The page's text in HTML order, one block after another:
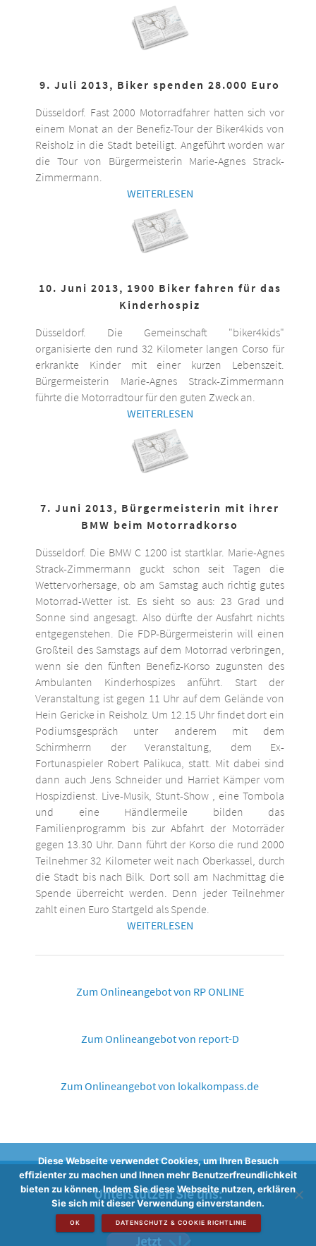
9. Juli 2013, Biker spenden 28.000 Euro
Düsseldorf. Fast 2000 Motorradfahrer hatten sich vor
einem Monat an der Benefiz-Tour der Biker4kids von
Reisholz in die Stadt beteiligt. Angeführt worden war
die Tour von Bürgermeisterin Marie-Agnes Strack-
Zimmermann.
WEITERLESEN
10. Juni 2013, 1900 Biker fahren für das
Kinderhospiz
Düsseldorf. Die Gemeinschaft "biker4kids"
organisierte den rund 32 Kilometer langen Corso für
erkrankte Kinder mit einer kurzen Lebenszeit.
Bürgermeisterin Marie-Agnes Strack-Zimmermann
führte die Motorradtour für den guten Zweck an.
WEITERLESEN
7. Juni 2013, Bürgermeisterin mit ihrer
BMW beim Motorradkorso
Düsseldorf. Die BMW C 1200 ist startklar. Marie-Agnes
Strack-Zimmermann guckt schon seit Tagen die
Wettervorhersage, ob am Samstag auch richtig gutes
Motorrad-Wetter ist. Es sieht so aus: 23 Grad und
Sonne sind angesagt. Also dürfte der Ausfahrt nichts
entgegenstehen. Die FDP-Bürgermeisterin will einen
Großteil des Samstags auf dem Motorrad verbringen,
wenn sie den fünften Benefiz-Korso zugunsten des
Ambulanten Kinderhospizes anführt. Start der
Veranstaltung ist gegen 11 Uhr auf dem Gelände von
Hein Gericke in Reisholz. Um 12.15 Uhr findet dort ein
Podiumsgespräch unter anderem mit dem
Schirmherrn der Veranstaltung, dem Ex-
Fortunaspieler Robert Palikuca, statt. Mit dabei sind
dann auch Jens Schneider und Harriet Kämper vom
Hospizdienst. Live-Musik, Stunt-Show , eine Tombola
und eine Händlermeile bilden das
Familienprogramm bis zur Abfahrt der Motorräder
gegen 13.30 Uhr. Dann führt der Korso die rund 2000
Teilnehmer 32 Kilometer weit nach Oberkassel, durch
die Stadt bis nach Bilk. Dort soll am Nachmittag die
Spende überreicht werden. Denn jeder Teilnehmer
zahlt einen Euro Startgeld als Spende.
WEITERLESEN
Zum Onlineangebot von RP ONLINE
Zum Onlineangebot von report-D
Zum Onlineangebot von lokalkompass.de
Unterstützen Sie uns:
Diese Webseite verwendet Cookies, um Ihren Besuch
effizienter zu machen und Ihnen mehr Benutzerfreundlichkeit
bieten zu können. Indem Sie diese Webseite nutzen, erklären
Sie sich mit dieser Verwendung einverstanden.
OK DATENSCHUTZ & COOKIE RICHTLINIE